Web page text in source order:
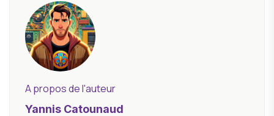
A propos de l'auteur
Yannis Catounaud